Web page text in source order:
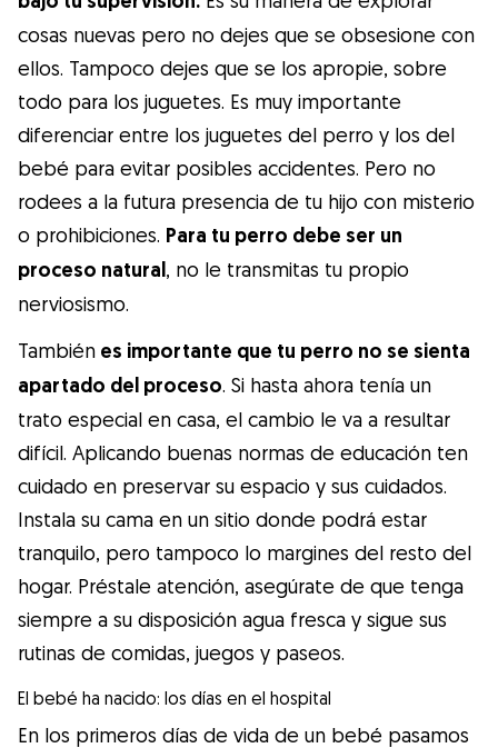
cosas nuevas pero no dejes que se obsesione con
ellos. Tampoco dejes que se los apropie, sobre
todo para los juguetes. Es muy importante
diferenciar entre los juguetes del perro y los del
bebé para evitar posibles accidentes. Pero no
rodees a la futura presencia de tu hijo con misterio
o prohibiciones. Para tu perro debe ser un
proceso natural, no le transmitas tu propio
nerviosismo.
También es importante que tu perro no se sienta
apartado del proceso. Si hasta ahora tenía un
trato especial en casa, el cambio le va a resultar
difícil. Aplicando buenas normas de educación ten
cuidado en preservar su espacio y sus cuidados.
Instala su cama en un sitio donde podrá estar
tranquilo, pero tampoco lo margines del resto del
hogar. Préstale atención, asegúrate de que tenga
siempre a su disposición agua fresca y sigue sus
rutinas de comidas, juegos y paseos.
El bebé ha nacido: los días en el hospital
En los primeros días de vida de un bebé pasamos